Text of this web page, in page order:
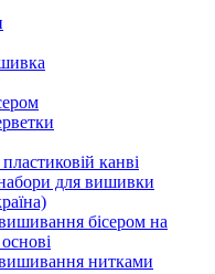
канві
для вишивки
бісером на
нитками